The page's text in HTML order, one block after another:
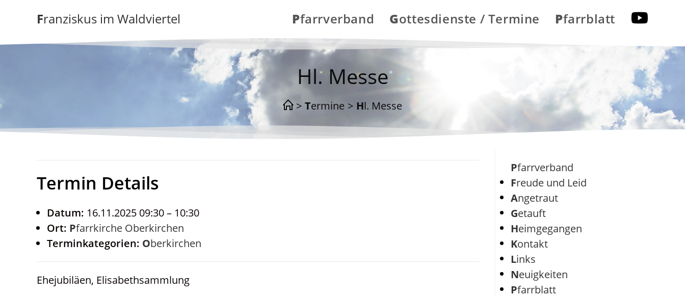
Franziskus im Waldviertel Pfarrverband Gottesdienste / Termine Pfarrblatt
Hl. Messe
> Termine > Hl. Messe
Termin Details
Datum: 16.11.2025 09:30– 10:30
Ort:
Pfarrkirche Oberkirchen
Terminkategorien:
Oberkirchen
Ehejubiläen, Elisabethsammlung
Pfarrverband
Freude und Leid
Angetraut
Getauft
Heimgegangen
Kontakt
Links
Neuigkeiten
Pfarrblatt